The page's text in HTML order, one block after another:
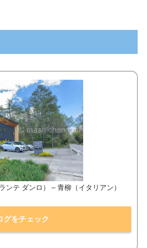
ンテ ダンロ） – 青柳（イタリアン）
グをチェック